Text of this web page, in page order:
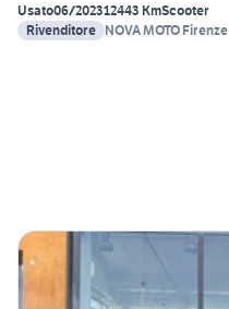
Usato06/202312443 KmScooter
Rivenditore NOVA MOTO Firenze